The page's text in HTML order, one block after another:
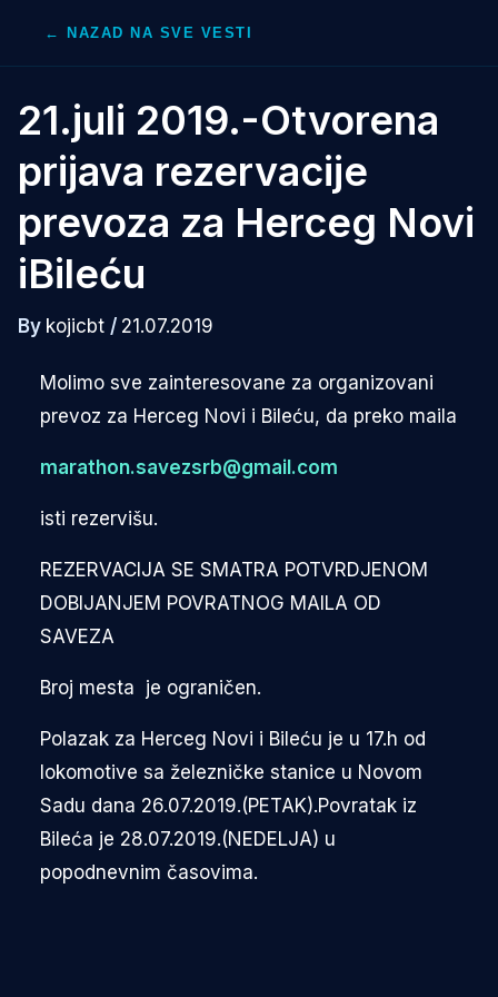
← NAZAD NA SVE VESTI
21.juli 2019.-Otvorena
prijava rezervacije
prevoza za Herceg Novi
iBileću
By kojicbt / 21.07.2019
Molimo sve zainteresovane za organizovani
prevoz za Herceg Novi i Bileću, da preko maila
marathon.savezsrb@gmail.com
isti rezervišu.
REZERVACIJA SE SMATRA POTVRDJENOM
DOBIJANJEM POVRATNOG MAILA OD
SAVEZA
Broj mesta je ograničen.
Polazak za Herceg Novi i Bileću je u 17.h od
lokomotive sa železničke stanice u Novom
Sadu dana 26.07.2019.(PETAK).Povratak iz
Bileća je 28.07.2019.(NEDELJA) u
popodnevnim časovima.